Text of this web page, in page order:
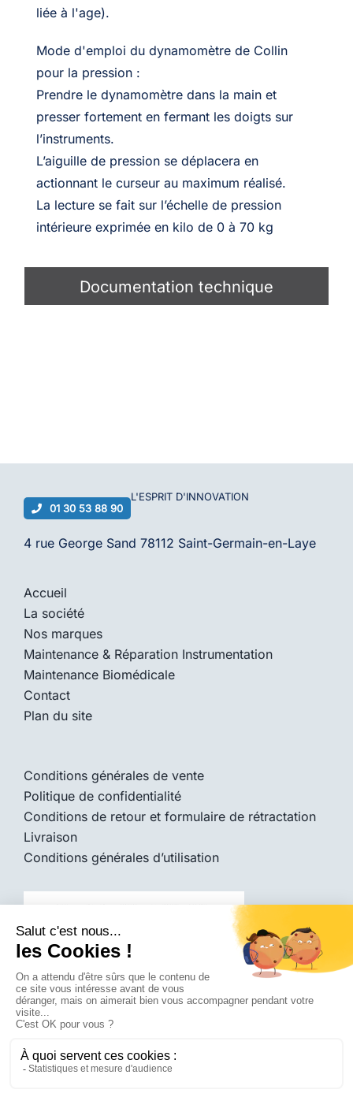
liée à l'age).
Mode d'emploi du dynamomètre de Collin
pour la pression :
Prendre le dynamomètre dans la main et
presser fortement en fermant les doigts sur
l’instruments.
L’aiguille de pression se déplacera en
actionnant le curseur au maximum réalisé.
La lecture se fait sur l’échelle de pression
intérieure exprimée en kilo de 0 à 70 kg
Documentation technique
L'ESPRIT D'INNOVATION
01 30 53 88 90
4 rue George Sand 78112 Saint-Germain-en-Laye
Accueil
La société
Nos marques
Maintenance & Réparation Instrumentation
Maintenance Biomédicale
Contact
Plan du site
Conditions générales de vente
Politique de confidentialité
Conditions de retour et formulaire de rétractation
Livraison
Conditions générales d’utilisation